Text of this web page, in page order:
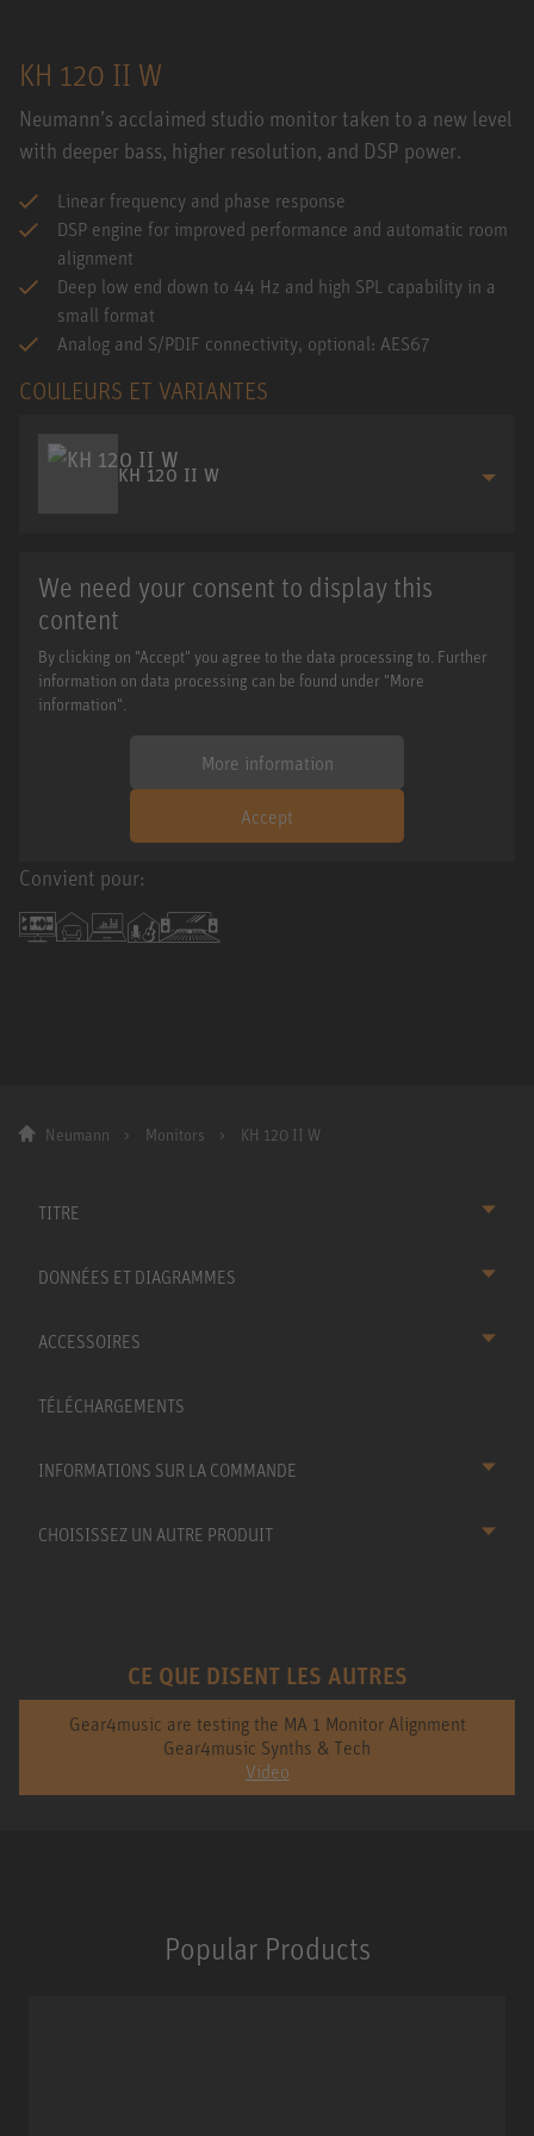
KH 120 II W
Neumann’s acclaimed studio monitor taken to a new level
with deeper bass, higher resolution, and DSP power.
Linear frequency and phase response
DSP engine for improved performance and automatic room
alignment
Deep low end down to 44 Hz and high SPL capability in a
small format
Analog and S/PDIF connectivity, optional: AES67
COULEURS ET VARIANTES
KH 120 II W
We need your consent to display this
content
By clicking on "Accept" you agree to the data processing to. Further
information on data processing can be found under "More
information".
More information
Accept
Convient pour:
Neumann Monitors KH 120 II W
TITRE
DONNÉES ET DIAGRAMMES
ACCESSOIRES
TÉLÉCHARGEMENTS
INFORMATIONS SUR LA COMMANDE
CHOISISSEZ UN AUTRE PRODUIT
CE QUE DISENT LES AUTRES
Gear4music are testing the MA 1 Monitor Alignment
Gear4music Synths & Tech
Video
Popular Products